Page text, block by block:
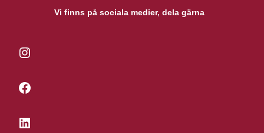
Vi finns på sociala medier, dela gärna
Instagram
Facebook
LinkedIn